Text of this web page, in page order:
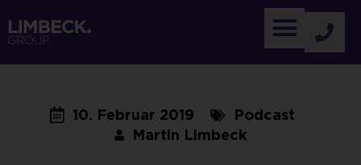
10. Februar 2019
Podcast
Martin Limbeck